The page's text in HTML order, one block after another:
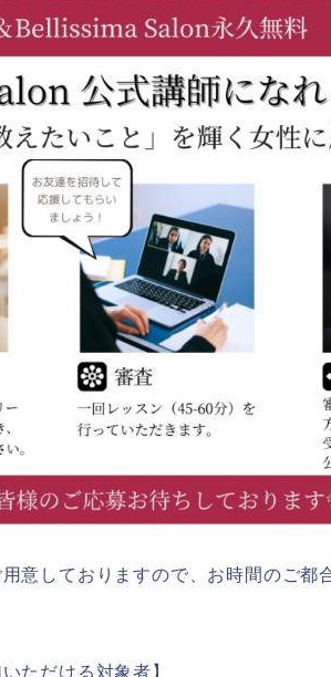
意しておりますので、お時間のご都
ただける対象者】